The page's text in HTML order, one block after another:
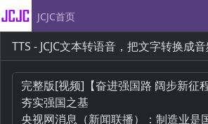
JCJC首页
TTS - JCJC文本转语音，把文字转换成